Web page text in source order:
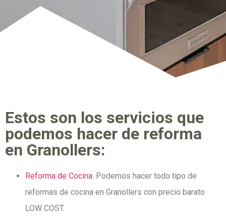
Estos son los servicios que
podemos hacer de reforma
en Granollers:
Reforma de Cocina: Podemos hacer todo tipo de
reformas de cocina en Granollers con precio barato
LOW COST.